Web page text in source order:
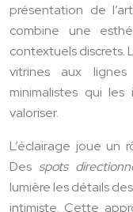
présentation de
combine une
contextuels discrets.
vitrines aux
minimalistes qui
valoriser.
L’éclairage joue un
Des spots
lumière les détails
intimiste. Cette